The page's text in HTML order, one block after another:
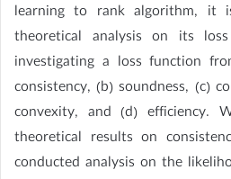
learning to rank algorithm, it
theoretical analysis on its
investigating a loss function
consistency, (b) soundness, (c)
convexity, and (d) efficiency.
theoretical results on
conducted analysis on the